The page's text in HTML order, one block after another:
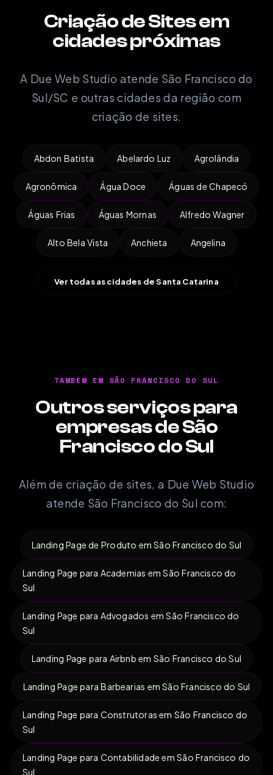
Criação de Sites em
cidades próximas
A Due Web Studio atende São Francisco do
Sul/SC e outras cidades da região com
criação de sites.
Abdon Batista Abelardo Luz Agrolândia
Agronômica Água Doce Águas de Chapecó
Águas Frias Águas Mornas Alfredo Wagner
Alto Bela Vista Anchieta Angelina
Ver todas as cidades de Santa Catarina
TAMBÉM EM SÃO FRANCISCO DO SUL
Outros serviços para
empresas de São
Francisco do Sul
Além de criação de sites, a Due Web Studio
atende São Francisco do Sul com:
Landing Page de Produto em São Francisco do Sul
Landing Page para Academias em São Francisco do
Sul
Landing Page para Advogados em São Francisco do
Sul
Landing Page para Airbnb em São Francisco do Sul
Landing Page para Barbearias em São Francisco do Sul
Landing Page para Construtoras em São Francisco do
Sul
Landing Page para Contabilidade em São Francisco do
Sul